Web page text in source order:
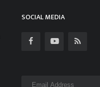
SOCIAL MEDIA